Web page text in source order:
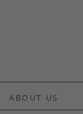
ABOUT US